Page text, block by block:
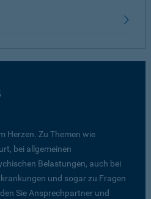
Herzen. Zu Themen wie
bei allgemeinen
Belastungen, auch bei
und sogar zu Fragen
Sie Ansprechpartner und